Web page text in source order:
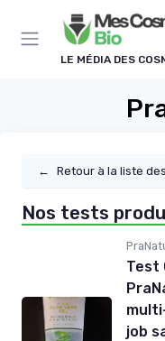
LE MÉDIA DES
← Retour à la liste
Nos tests
Test
job
Panneau de gestion des